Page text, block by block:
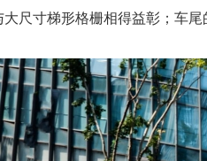
尺寸梯形格栅相得益彰；车尾